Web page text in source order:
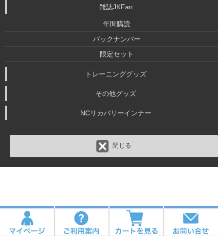
雑誌JKFan
年間購読
バックナンバー
限定セット
トレーニンググッズ
その他グッズ
NCリカバリーインナー
閉じる